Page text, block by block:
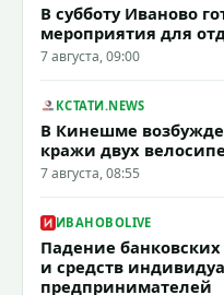
В субботу Иваново
мероприятия для
7 августа, 09:00
КСТАТИ.NEWS
В Кинешме
кражи двух
7 августа, 08:55
ИВАНОВОLIVE
Падение
и средств
предпринимателей